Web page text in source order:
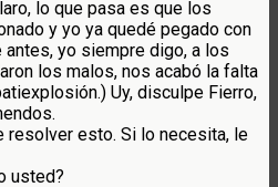
lo que pasa es que los
y yo ya quedé pegado con
yo siempre digo, a los
los malos, nos acabó la falta
Uy, disculpe Fierro,
resolver esto. Si lo necesita, le
usted?